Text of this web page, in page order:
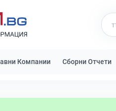
Компании Сборни Отчети